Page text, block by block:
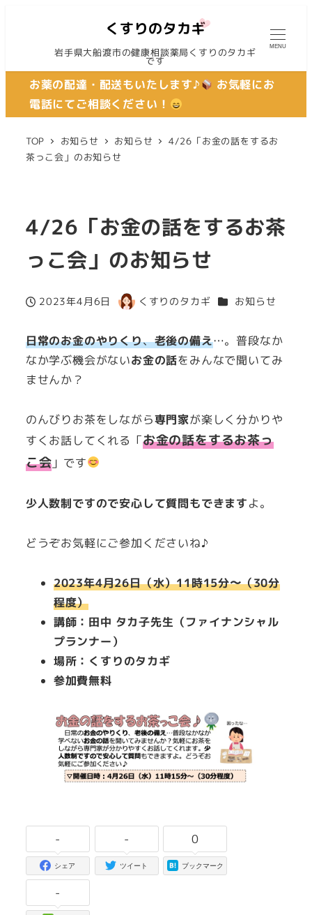
岩手県大船渡市の健康相談薬局くすりのタカギ
です
MENU
お薬の配達・配送もいたします♪
お気軽にお
電話にてご相談ください！
TOP お知らせ お知らせ
4/26「お金の話をするお
茶っこ会」のお知らせ
4/26「お金の話をするお茶
っこ会」のお知らせ
投稿日
2023年4月6日
著
くすりのタカギ カテゴリー
お知らせ
日常のお金のやりくり、老後の備え…。普段なか
なか学ぶ機会がないお金の話をみんなで聞いてみ
ませんか？
のんびりお茶をしながら専門家が楽しく分かりや
すくお話してくれる「お金の話をするお茶っ
こ会 」です
少人数制ですので安心して質問もできますよ。
どうぞお気軽にご参加くださいね♪
2023年4月26日（水）11時15分〜（30分
程度）
講師：田中 タカ子先生（ファイナンシャル
プランナー）
場所：くすりのタカギ
参加費無料
-
シェア
-
ツイート
0
ブックマーク
-